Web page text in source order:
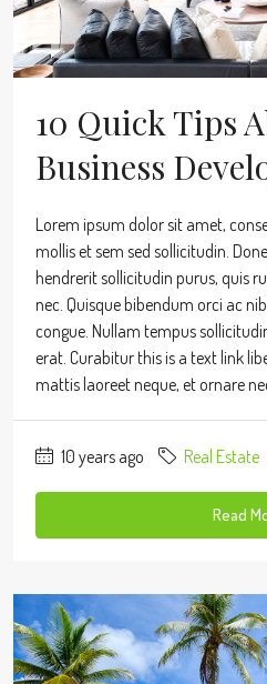
10 Quick Tips
Business
Lorem ipsum dolor sit amet,
mollis et sem sed sollicitudin.
hendrerit sollicitudin purus, quis
nec. Quisque bibendum orci ac
congue. Nullam tempus
erat. Curabitur this is a text link
mattis laoreet neque, et ornare
10 years ago Real Estate
Read